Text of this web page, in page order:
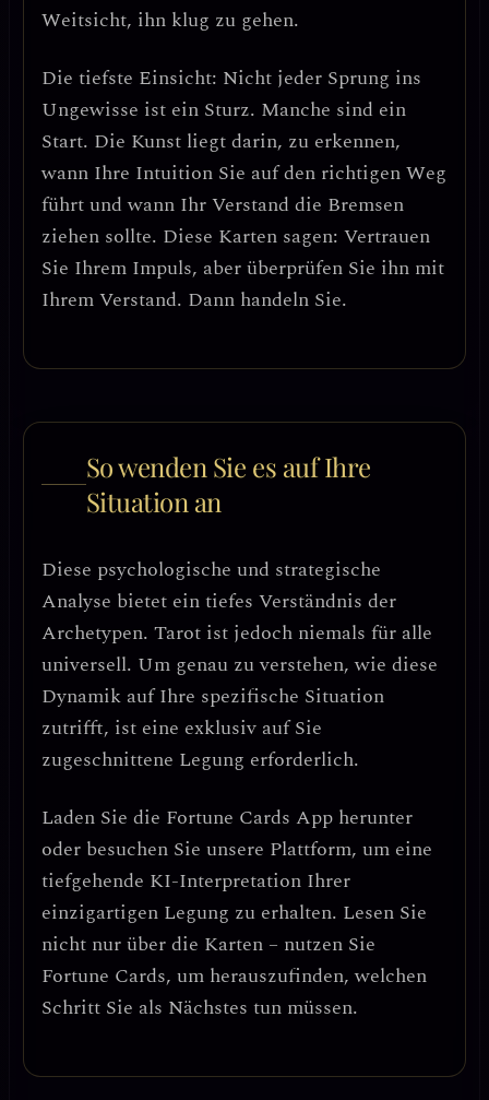
Weitsicht, ihn klug zu gehen.
Die tiefste Einsicht: Nicht jeder Sprung ins
Ungewisse ist ein Sturz. Manche sind ein
Start. Die Kunst liegt darin, zu erkennen,
wann Ihre Intuition Sie auf den richtigen Weg
führt und wann Ihr Verstand die Bremsen
ziehen sollte. Diese Karten sagen: Vertrauen
Sie Ihrem Impuls, aber überprüfen Sie ihn mit
Ihrem Verstand. Dann handeln Sie.
So wenden Sie es auf Ihre
Situation an
Diese psychologische und strategische
Analyse bietet ein tiefes Verständnis der
Archetypen. Tarot ist jedoch niemals für alle
universell. Um genau zu verstehen, wie diese
Dynamik auf Ihre spezifische Situation
zutrifft, ist eine exklusiv auf Sie
zugeschnittene Legung erforderlich.
Laden Sie die Fortune Cards App herunter
oder besuchen Sie unsere Plattform, um eine
tiefgehende KI-Interpretation Ihrer
einzigartigen Legung zu erhalten. Lesen Sie
nicht nur über die Karten – nutzen Sie
Fortune Cards, um herauszufinden, welchen
Schritt Sie als Nächstes tun müssen.